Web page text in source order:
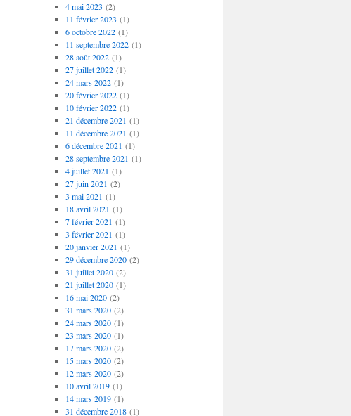
4 mai 2023 (2)
11 février 2023 (1)
6 octobre 2022(1)
11 septembre 2022(1)
28 août 2022(1)
27 juillet 2022(1)
24 mars 2022(1)
20 février 2022(1)
10 février 2022(1)
21 décembre 2021 (1)
11 décembre 2021 (1)
6 décembre 2021 (1)
28 septembre 2021 (1)
4 juillet 2021 (1)
27 juin 2021 (2)
3 mai 2021 (1)
18 avril 2021 (1)
7 février 2021 (1)
3 février 2021 (1)
20 janvier 2021 (1)
29 décembre 2020(2)
31 juillet 2020(2)
21 juillet 2020(1)
16 mai 2020(2)
31 mars 2020(2)
24 mars 2020(1)
23 mars 2020(1)
17 mars 2020(2)
15 mars 2020(2)
12 mars 2020(2)
10 avril 2019(1)
14 mars 2019(1)
31 décembre 2018(1)